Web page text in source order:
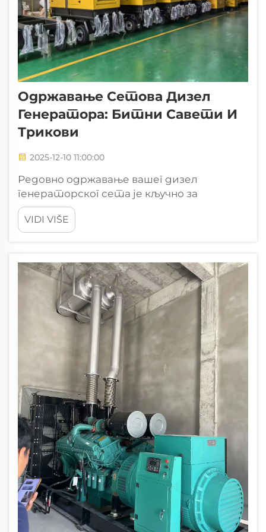
Одржавање Сетова Дизел
Генератора: Битни Савети И
Трикови
2025-12-10 11:00:00
Редовно одржавање вашег дизел
генераторског сета је кључно за
обезбеђивање поуздане производње
електричне енергије и продужење
животног века опреме. Индустријски
комерцијалне зграде зависе од ових
робусних дизел генераторских сетова ...
VIDI VIŠE